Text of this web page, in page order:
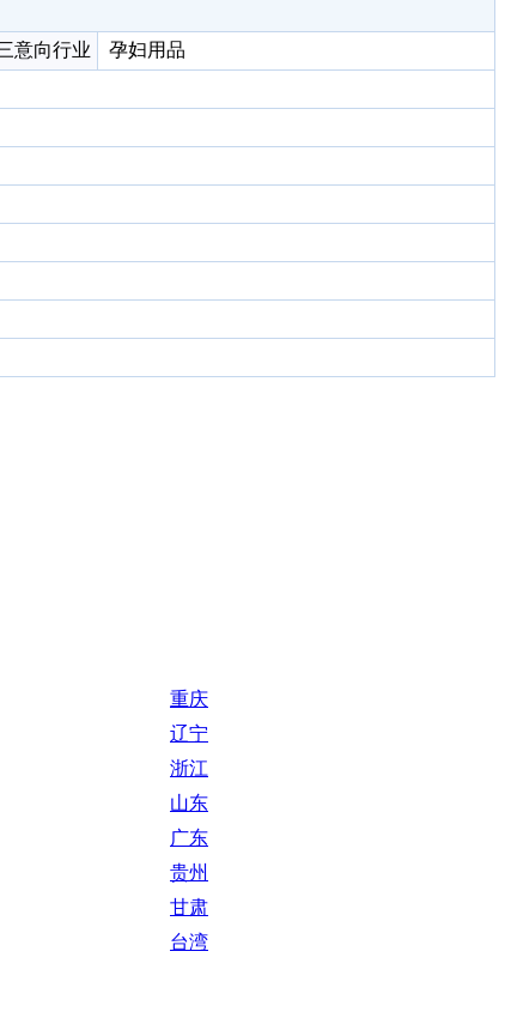
意向行业
孕妇用品
重庆
辽宁
浙江
山东
广东
贵州
甘肃
台湾